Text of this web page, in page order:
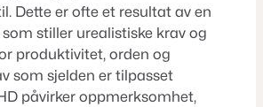
Dette er ofte et resultat av en
stiller urealistiske krav og
produktivitet, orden og
som sjelden er tilpasset
påvirker oppmerksomhet,